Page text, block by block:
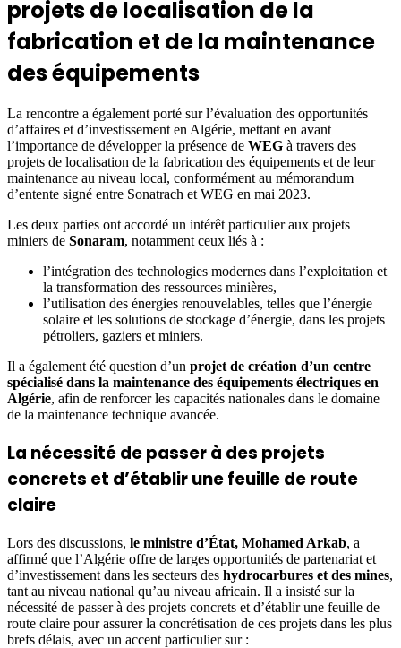
projets de localisation de la
fabrication et de la maintenance
des équipements
La rencontre a également porté sur l’évaluation des opportunités
d’affaires et d’investissement en Algérie, mettant en avant
l’importance de développer la présence de WEG à travers des
projets de localisation de la fabrication des équipements et de leur
maintenance au niveau local, conformément au mémorandum
d’entente signé entre Sonatrach et WEG en mai 2023.
Les deux parties ont accordé un intérêt particulier aux projets
miniers de Sonaram, notamment ceux liés à :
l’intégration des technologies modernes dans l’exploitation et
la transformation des ressources minières,
l’utilisation des énergies renouvelables, telles que l’énergie
solaire et les solutions de stockage d’énergie, dans les projets
pétroliers, gaziers et miniers.
Il a également été question d’un projet de création d’un centre
spécialisé dans la maintenance des équipements électriques en
Algérie, afin de renforcer les capacités nationales dans le domaine
de la maintenance technique avancée.
La nécessité de passer à des projets
concrets et d’établir une feuille de route
claire
Lors des discussions, le ministre d’État, Mohamed Arkab, a
affirmé que l’Algérie offre de larges opportunités de partenariat et
d’investissement dans les secteurs des hydrocarbures et des mines,
tant au niveau national qu’au niveau africain. Il a insisté sur la
nécessité de passer à des projets concrets et d’établir une feuille de
route claire pour assurer la concrétisation de ces projets dans les plus
brefs délais, avec un accent particulier sur :